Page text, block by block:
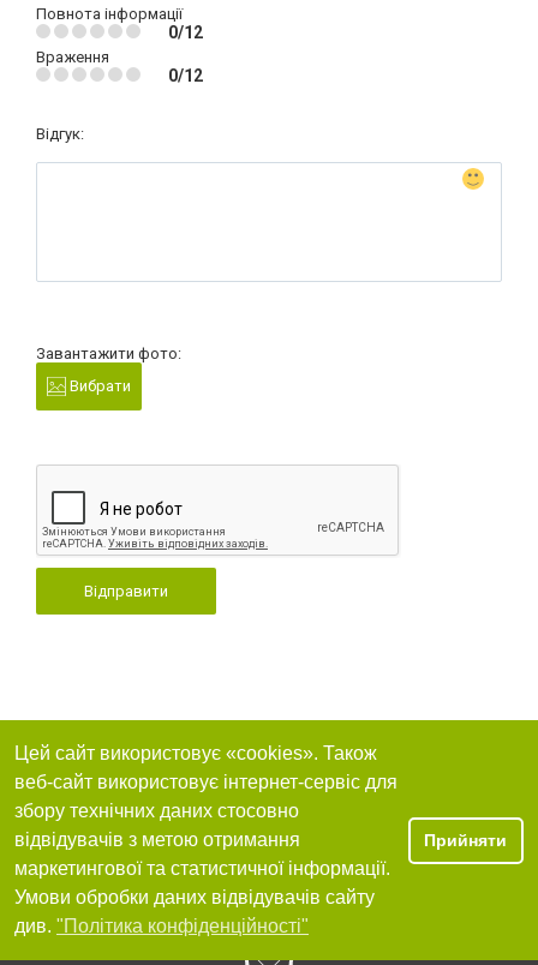
Повнота інформації
0/12
Враження
0/12
Відгук:
Завантажити фото:
Вибрати
Відправити
Цей сайт використовує «cookies». Також
веб-сайт використовує інтернет-сервіс для
збору технічних даних стосовно
відвідувачів з метою отримання
маркетингової та статистичної інформації.
Умови обробки даних відвідувачів сайту
див. "Політика конфіденційності"
Прийняти